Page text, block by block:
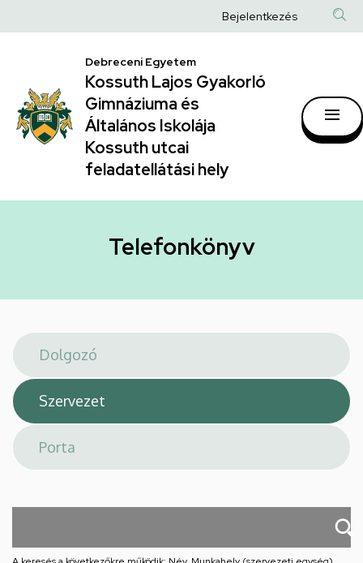
|
Kossuth
Lajos
Gyakorló
Gimnáziuma
Általános
hely
a
Anonim
fiók
Bejelentkezés
Debreceni Egyetem
Kossuth Lajos Gyakorló
Gimnáziuma és
Általános Iskolája
Kossuth utcai
feladatellátási hely
Telefonkönyv